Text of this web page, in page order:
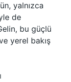
yalnızca
de
bu güçlü
yerel bakış